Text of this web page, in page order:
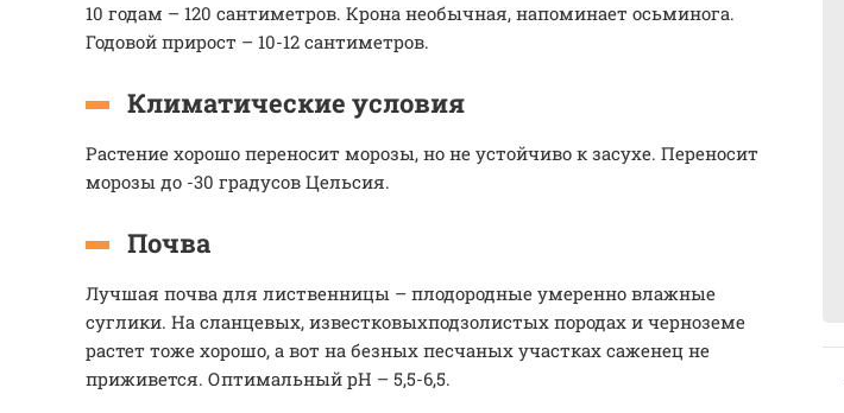
10 годам – 120 сантиметров. Крона необычная, напоминает осьминога.
Годовой прирост – 10-12 сантиметров.
Климатические условия
Растение хорошо переносит морозы, но не устойчиво к засухе. Переносит
морозы до -30 градусов Цельсия.
Почва
Лучшая почва для лиственницы – плодородные умеренно влажные
суглики. На сланцевых, известковыхподзолистых породах и черноземе
растет тоже хорошо, а вот на безных песчаных участках саженец не
приживется. Оптимальный pH – 5,5-6,5.